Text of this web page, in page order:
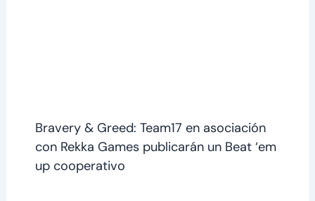
Bravery & Greed: Team17 en asociación
con Rekka Games publicarán un Beat ‘em
up cooperativo